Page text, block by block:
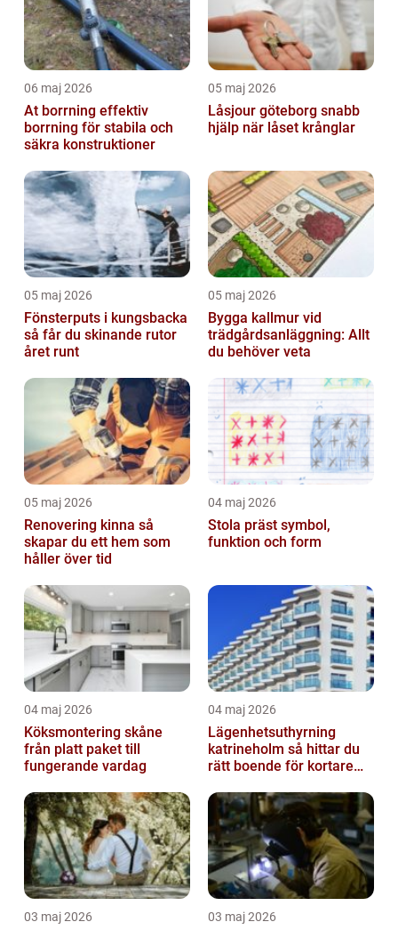
06 maj 2026
At borrning effektiv
borrning för stabila och
säkra konstruktioner
05 maj 2026
Låsjour göteborg snabb
hjälp när låset krånglar
05 maj 2026
Fönsterputs i kungsbacka
så får du skinande rutor
året runt
05 maj 2026
Bygga kallmur vid
trädgårdsanläggning: Allt
du behöver veta
05 maj 2026
Renovering kinna så
skapar du ett hem som
håller över tid
04 maj 2026
Stola präst symbol,
funktion och form
04 maj 2026
Köksmontering skåne
från platt paket till
fungerande vardag
04 maj 2026
Lägenhetsuthyrning
katrineholm så hittar du
rätt boende för kortare
03 maj 2026 03 maj 2026